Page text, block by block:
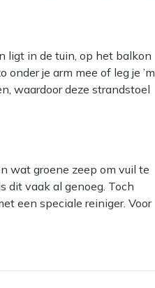
ligt in de tuin, op het balkon
je arm mee of leg je ’m
waardoor deze strandstoel
wat groene zeep om vuil te
dit vaak al genoeg. Toch
een speciale reiniger. Voor